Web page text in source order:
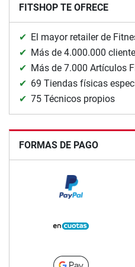
FITSHOP TE OFRECE
El mayor retailer de
Más de 4.000.000
Más de 7.000 Artículos
69 Tiendas físicas
75 Técnicos propios
FORMAS DE PAGO